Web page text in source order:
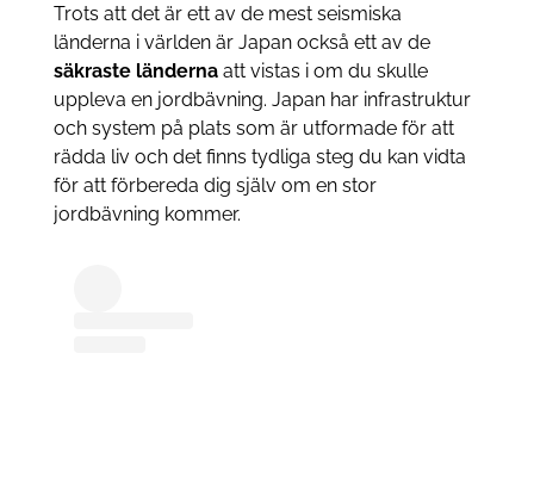
Trots att det är ett av de mest seismiska
länderna i världen är Japan också ett av de
säkraste ländernaatt vistas i om du skulle
uppleva en jordbävning. Japan har infrastruktur
och system på plats som är utformade för att
rädda liv och det finns tydliga steg du kan vidta
för att förbereda dig själv om en stor
jordbävning kommer.